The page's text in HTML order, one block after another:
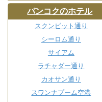
バンコクのホテル
スクンビット通り
シーロム通り
サイアム
ラチャダー通り
カオサン通り
スワンナプーム空港